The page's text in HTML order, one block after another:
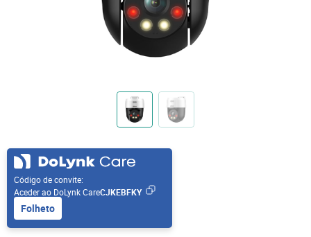
Código de convite:
Aceder ao DoLynk CareCJKEBFKY
Folheto